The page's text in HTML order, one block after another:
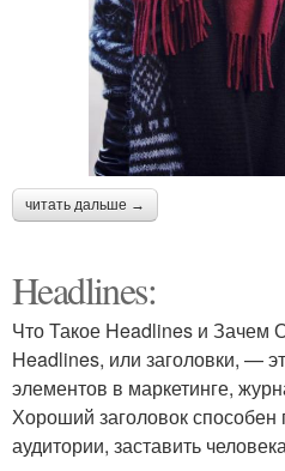
читать дальше →
Headlines:
Что Такое Headlines и Зачем
Headlines, или заголовки, —
элементов в маркетинге,
Хороший заголовок
аудитории, заставить